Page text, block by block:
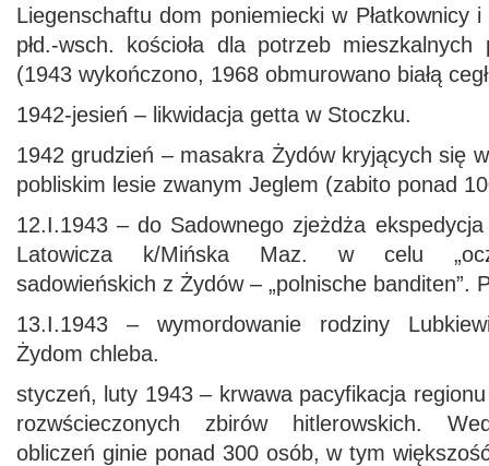
Liegenschaftu dom poniemiecki w Płatkownicy
płd.-wsch. kościoła dla potrzeb mieszkalnych
(1943 wykończono, 1968 obmurowano białą
1942-jesień – likwidacja getta w Stoczku.
1942 grudzień – masakra Żydów kryjących się
pobliskim lesie zwanym Jeglem (zabito ponad
12.I.1943 – do Sadownego zjeżdża
Latowicza k/Mińska Maz. w celu
sadowieńskich z Żydów – „polnische banditen”.
13.I.1943 – wymordowanie rodziny
Żydom chleba.
styczeń, luty 1943 – krwawa pacyfikacja
rozwścieczonych zbirów hitlerowskich.
obliczeń ginie ponad 300 osób, w tym